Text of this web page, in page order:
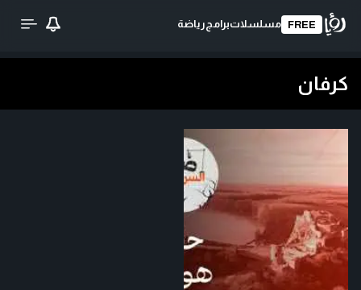
FREE مسلسلاتبرامج رياضة
كرفان